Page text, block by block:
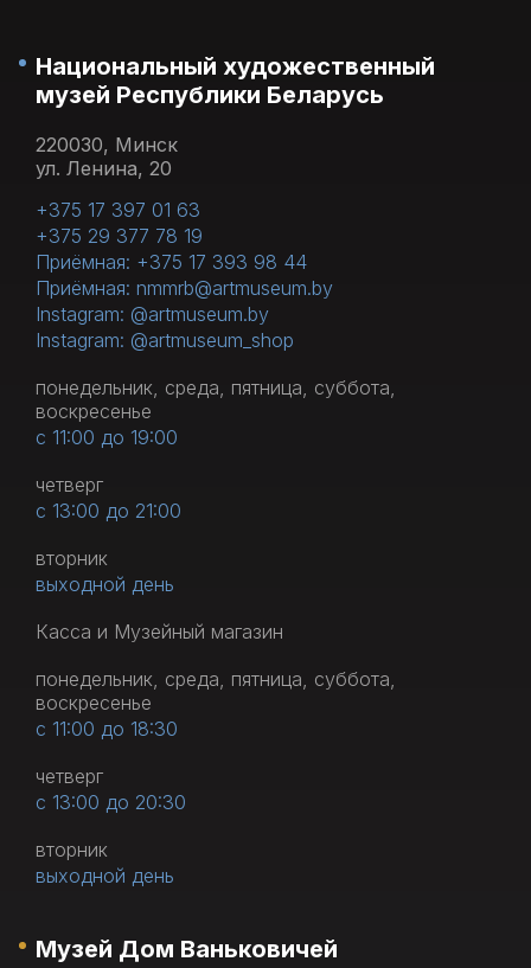
Национальный художественный
музей Республики Беларусь
220030, Минск
ул. Ленина, 20
+375 17 397 01 63
+375 29 377 78 19
Приёмная: +375 17 393 98 44
Приёмная: nmmrb@artmuseum.by
Instagram: @artmuseum.by
Instagram: @artmuseum_shop
понедельник, среда, пятница, суббота,
воскресенье
с 11:00 до 19:00
четверг
с 13:00 до 21:00
вторник
выходной день
Касса и Музейный магазин
понедельник, среда, пятница, суббота,
воскресенье
с 11:00 до 18:30
четверг
с 13:00 до 20:30
вторник
выходной день
Музей Дом Ваньковичей